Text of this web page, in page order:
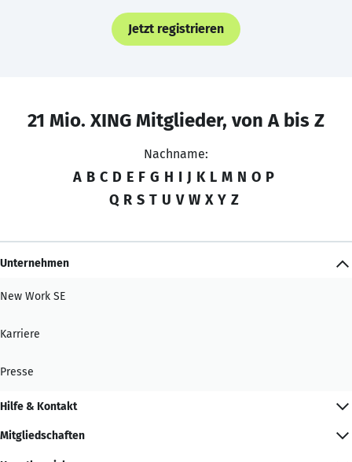
Jetzt registrieren
21 Mio. XING Mitglieder, von A bis Z
Nachname:
A B C D E F G H I J K L M N O P
Q R S T U V W X Y Z
Unternehmen
New Work SE
Karriere
Presse
Hilfe & Kontakt
Mitgliedschaften